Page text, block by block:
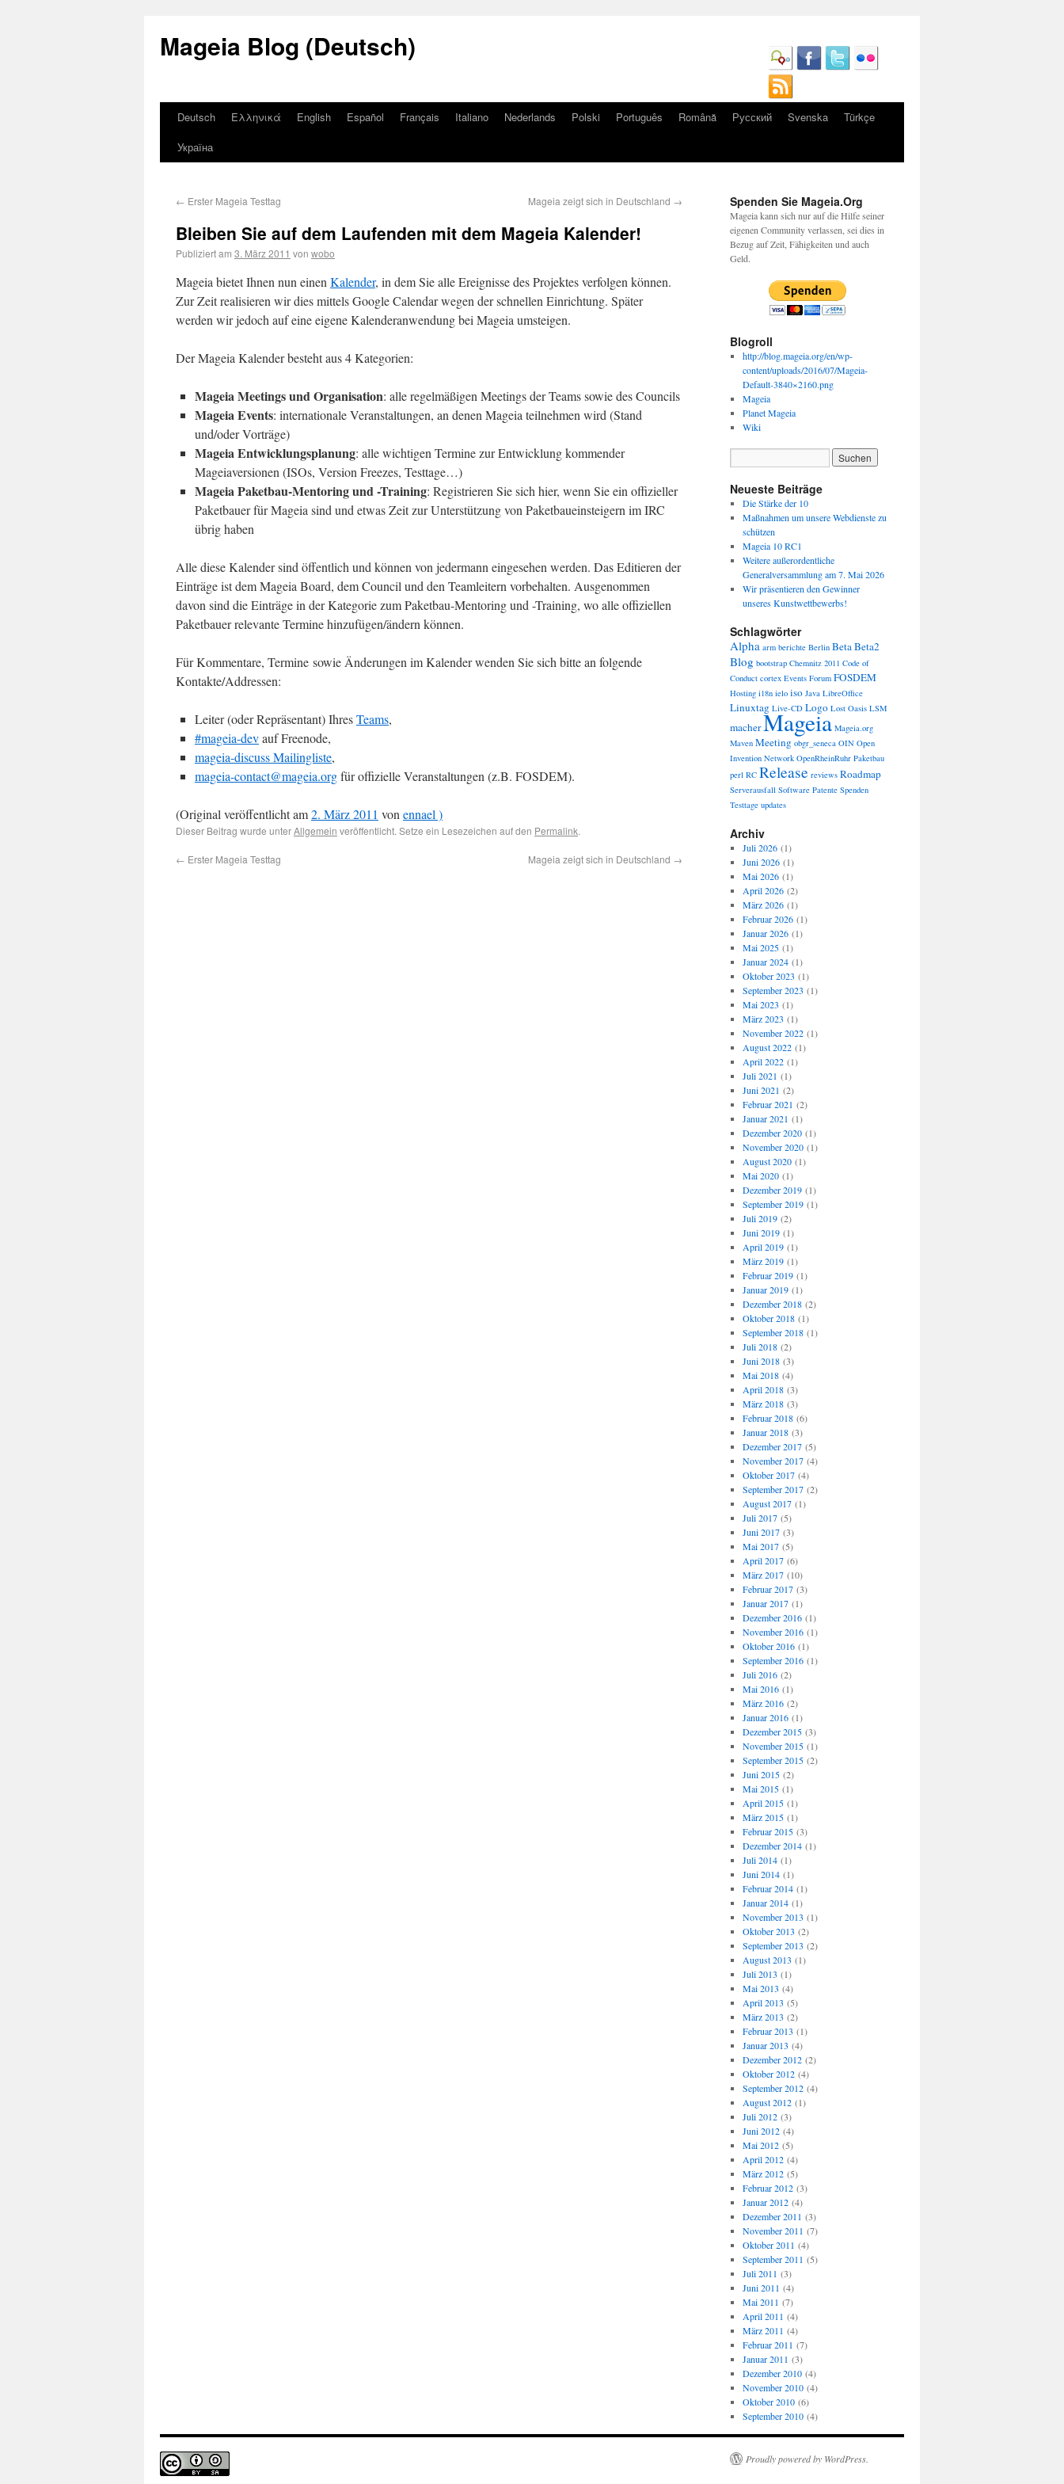
Mageia Blog (Deutsch)
Deutsch Ελληνικά English Español Français Italiano Nederlands Polski Português Română Русский Svenska
Türkçe
Україна
← Erster Mageia Testtag Mageia zeigt sich in Deutschland →
Bleiben Sie auf dem Laufenden mit dem Mageia Kalender!
Publiziert am 3. März 2011 von wobo
Mageia bietet Ihnen nun einen Kalender, in dem Sie alle Ereignisse des Projektes verfolgen können.
Zur Zeit realisieren wir dies mittels Google Calendar wegen der schnellen Einrichtung. Später
werden wir jedoch auf eine eigene Kalenderanwendung bei Mageia umsteigen.
Der Mageia Kalender besteht aus 4 Kategorien:
Mageia Meetings und Organisation: alle regelmäßigen Meetings der Teams sowie des Councils
Mageia Events: internationale Veranstaltungen, an denen Mageia teilnehmen wird (Stand
und/oder Vorträge)
Mageia Entwicklungsplanung: alle wichtigen Termine zur Entwicklung kommender
Mageiaversionen (ISOs, Version Freezes, Testtage…)
Mageia Paketbau-Mentoring und -Training: Registrieren Sie sich hier, wenn Sie ein offizieller
Paketbauer für Mageia sind und etwas Zeit zur Unterstützung von Paketbaueinsteigern im IRC
übrig haben
Alle diese Kalender sind öffentlich und können von jedermann eingesehen werden. Das Editieren der
Einträge ist dem Mageia Board, dem Council und den Teamleitern vorbehalten. Ausgenommen
davon sind die Einträge in der Kategorie zum Paketbau-Mentoring und -Training, wo alle offiziellen
Paketbauer relevante Termine hinzufügen/ändern können.
Für Kommentare, Termine sowie Änderungen im Kalender wenden Sie sich bitte an folgende
Kontakte/Addressen:
Leiter (oder Repräsentant) IhresTeams,
#mageia-devauf Freenode,
mageia-discuss Mailingliste,
mageia-contact@mageia.orgfür offizielle Veranstaltungen (z.B. FOSDEM).
(Original veröffentlicht am2. März 2011 von ennael )
Dieser Beitrag wurde unterAllgemein veröffentlicht. Setze ein Lesezeichen auf den Permalink.
← Erster Mageia Testtag Mageia zeigt sich in Deutschland →
Spenden Sie Mageia.Org
Mageia kann sich nur auf die Hilfe seiner
eigenen Community verlassen, sei dies in
Bezug auf Zeit, Fähigkeiten und auch
Geld.
Blogroll
http://blog.mageia.org/en/wp-
content/uploads/2016/07/Mageia-
Default-3840×2160.png
Mageia
Planet Mageia
Wiki
Neueste Beiträge
Die Stärke der 10
Maßnahmen um unsere Webdienste zu
schützen
Mageia 10 RC1
Weitere außerordentliche
Generalversammlung am 7. Mai 2026
Wir präsentieren den Gewinner
unseres Kunstwettbewerbs!
Schlagwörter
Alpha arm berichte Berlin BetaBeta2
Blog bootstrap Chemnitz 2011 Code of
Conduct cortex Events Forum FOSDEM
Hosting i18n ielo iso Java LibreOffice
Linuxtag Live-CD Logo Lost Oasis LSM
macherMageia Mageia.org
Maven Meeting obgr_seneca OIN Open
Invention Network OpenRheinRuhr Paketbau
perl RC Release reviews Roadmap
Serverausfall Software Patente Spenden
Testtage updates
Archiv
Juli 2026(1)
Juni 2026(1)
Mai 2026(1)
April 2026(2)
März 2026(1)
Februar 2026(1)
Januar 2026(1)
Mai 2025(1)
Januar 2024(1)
Oktober 2023 (1)
September 2023 (1)
Mai 2023 (1)
März 2023 (1)
November 2022(1)
August 2022(1)
April 2022(1)
Juli 2021 (1)
Juni 2021 (2)
Februar 2021 (2)
Januar 2021 (1)
Dezember 2020(1)
November 2020(1)
August 2020(1)
Mai 2020(1)
Dezember 2019(1)
September 2019(1)
Juli 2019(2)
Juni 2019(1)
April 2019(1)
März 2019(1)
Februar 2019(1)
Januar 2019(1)
Dezember 2018(2)
Oktober 2018(1)
September 2018(1)
Juli 2018(2)
Juni 2018(3)
Mai 2018(4)
April 2018(3)
März 2018(3)
Februar 2018(6)
Januar 2018(3)
Dezember 2017(5)
November 2017(4)
Oktober 2017(4)
September 2017(2)
August 2017(1)
Juli 2017(5)
Juni 2017(3)
Mai 2017(5)
April 2017(6)
März 2017(10)
Februar 2017(3)
Januar 2017(1)
Dezember 2016(1)
November 2016(1)
Oktober 2016(1)
September 2016(1)
Juli 2016(2)
Mai 2016(1)
März 2016(2)
Januar 2016(1)
Dezember 2015(3)
November 2015(1)
September 2015(2)
Juni 2015(2)
Mai 2015(1)
April 2015(1)
März 2015(1)
Februar 2015(3)
Dezember 2014(1)
Juli 2014(1)
Juni 2014(1)
Februar 2014(1)
Januar 2014(1)
November 2013 (1)
Oktober 2013 (2)
September 2013 (2)
August 2013 (1)
Juli 2013 (1)
Mai 2013 (4)
April 2013 (5)
März 2013 (2)
Februar 2013 (1)
Januar 2013 (4)
Dezember 2012(2)
Oktober 2012(4)
September 2012(4)
August 2012(1)
Juli 2012(3)
Juni 2012(4)
Mai 2012(5)
April 2012(4)
März 2012(5)
Februar 2012(3)
Januar 2012(4)
Dezember 2011 (3)
November 2011 (7)
Oktober 2011 (4)
September 2011 (5)
Juli 2011 (3)
Juni 2011 (4)
Mai 2011 (7)
April 2011 (4)
März 2011 (4)
Februar 2011 (7)
Januar 2011 (3)
Dezember 2010(4)
November 2010(4)
Oktober 2010(6)
September 2010(4)
Proudly powered by WordPress.